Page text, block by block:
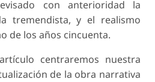
con anterioridad la
tremendista, y el realismo
de los años cincuenta.
centraremos nuestra
de la obra narrativa